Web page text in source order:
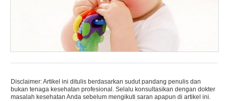
Disclaimer: Artikel ini ditulis berdasarkan sudut pandang penulis dan
bukan tenaga kesehatan profesional. Selalu konsultasikan dengan dokter
masalah kesehatan Anda sebelum mengikuti saran apapun di artikel ini.